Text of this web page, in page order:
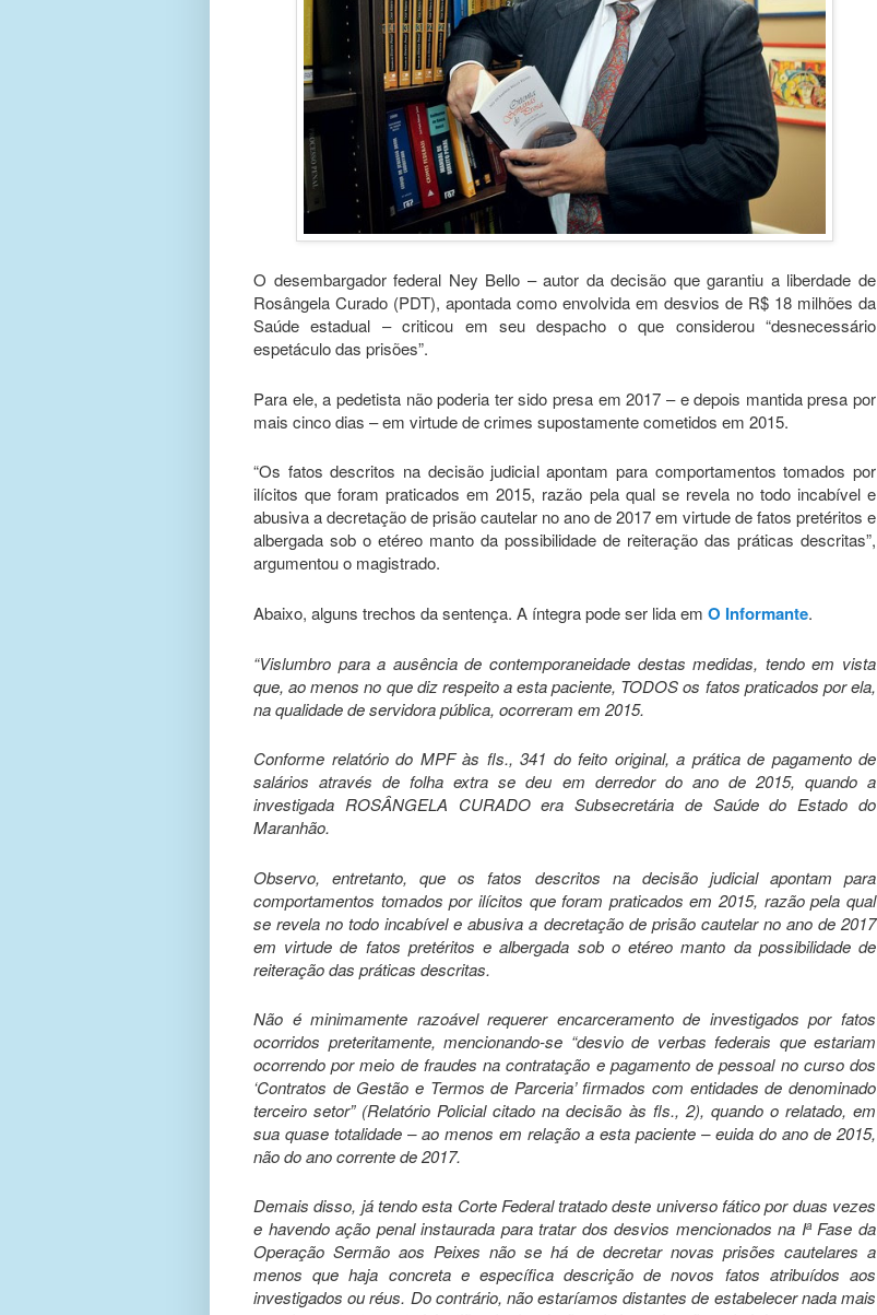
O desembargador federal Ney Bello – autor da decisão que garantiu a liberdade de
Rosângela Curado (PDT), apontada como envolvida em desvios de R$ 18 milhões da
Saúde estadual – criticou em seu despacho o que considerou “desnecessário
espetáculo das prisões”.
Para ele, a pedetista não poderia ter sido presa em 2017 – e depois mantida presa por
mais cinco dias – em virtude de crimes supostamente cometidos em 2015.
“Os fatos descritos na decisão judicial apontam para comportamentos tomados por
ilícitos que foram praticados em 2015, razão pela qual se revela no todo incabível e
abusiva a decretação de prisão cautelar no ano de 2017 em virtude de fatos pretéritos e
albergada sob o etéreo manto da possibilidade de reiteração das práticas descritas”,
argumentou o magistrado.
Abaixo, alguns trechos da sentença. A íntegra pode ser lida em O Informante.
“Vislumbro para a ausência de contemporaneidade destas medidas, tendo em vista
que, ao menos no que diz respeito a esta paciente, TODOS os fatos praticados por ela,
na qualidade de servidora pública, ocorreram em 2015.
Conforme relatório do MPF às fls., 341 do feito original, a prática de pagamento de
salários através de folha extra se deu em derredor do ano de 2015, quando a
investigada ROSÂNGELA CURADO era Subsecretária de Saúde do Estado do
Maranhão.
Observo, entretanto, que os fatos descritos na decisão judicial apontam para
comportamentos tomados por ilícitos que foram praticados em 2015, razão pela qual
se revela no todo incabível e abusiva a decretação de prisão cautelar no ano de 2017
em virtude de fatos pretéritos e albergada sob o etéreo manto da possibilidade de
reiteração das práticas descritas.
Não é minimamente razoável requerer encarceramento de investigados por fatos
ocorridos preteritamente, mencionando-se “desvio de verbas federais que estariam
ocorrendo por meio de fraudes na contratação e pagamento de pessoal no curso dos
‘Contratos de Gestão e Termos de Parceria’ firmados com entidades de denominado
terceiro setor” (Relatório Policial citado na decisão às fls., 2), quando o relatado, em
sua quase totalidade – ao menos em relação a esta paciente – euida do ano de 2015,
não do ano corrente de 2017.
Demais disso, já tendo esta Corte Federal tratado deste universo fático por duas vezes
e havendo ação penal instaurada para tratar dos desvios mencionados na Ia Fase da
Operação Sermão aos Peixes não se há de decretar novas prisões cautelares a
menos que haja concreta e específica descrição de novos fatos atribuídos aos
investigados ou réus. Do contrário, não estaríamos distantes de estabelecer nada mais